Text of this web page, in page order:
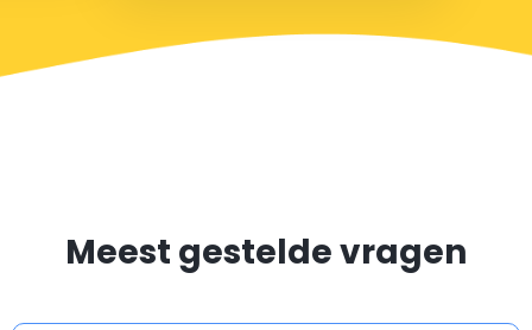
Meest gestelde vragen